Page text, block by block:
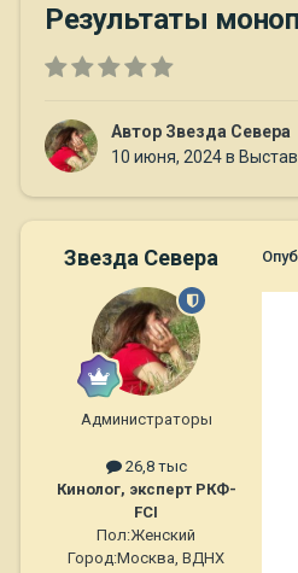
Результаты
Автор Звезда Севера
10 июня, 2024в
Звезда Севера
Администраторы
26,8 тыс
Кинолог, эксперт РКФ-
FCI
Пол:Женский
Город:Москва, ВДНХ